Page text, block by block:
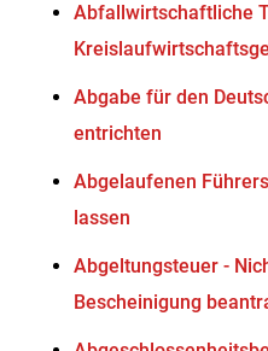
Abfallwirtschaftliche
Abgabe für den
entrichten
Abgelaufenen
lassen
Abgeltungsteuer -
Bescheinigung